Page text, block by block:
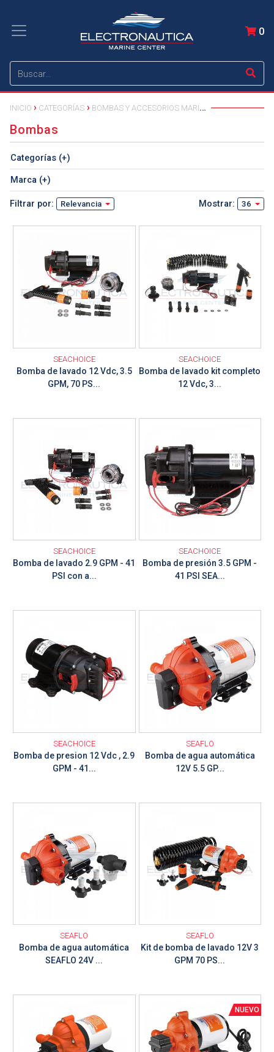
0
INICIO CATEGORÍAS BOMBAS Y ACCESORIOS MARITIMOS
Bombas
Categorías (+)
Marca (+)
Filtrar por: Relevancia Mostrar: 36
SEACHOICE
Bomba de lavado 12 Vdc, 3.5
GPM, 70 PS...
SEACHOICE
Bomba de lavado kit completo
12 Vdc, 3...
SEACHOICE
Bomba de lavado 2.9 GPM - 41
PSI con a...
SEACHOICE
Bomba de presión 3.5 GPM -
41 PSI SEA...
SEACHOICE
Bomba de presion 12 Vdc , 2.9
GPM - 41...
SEAFLO
Bomba de agua automática
12V 5.5 GP...
SEAFLO
Bomba de agua automática
SEAFLO 24V ...
SEAFLO
Kit de bomba de lavado 12V 3
GPM 70 PS...